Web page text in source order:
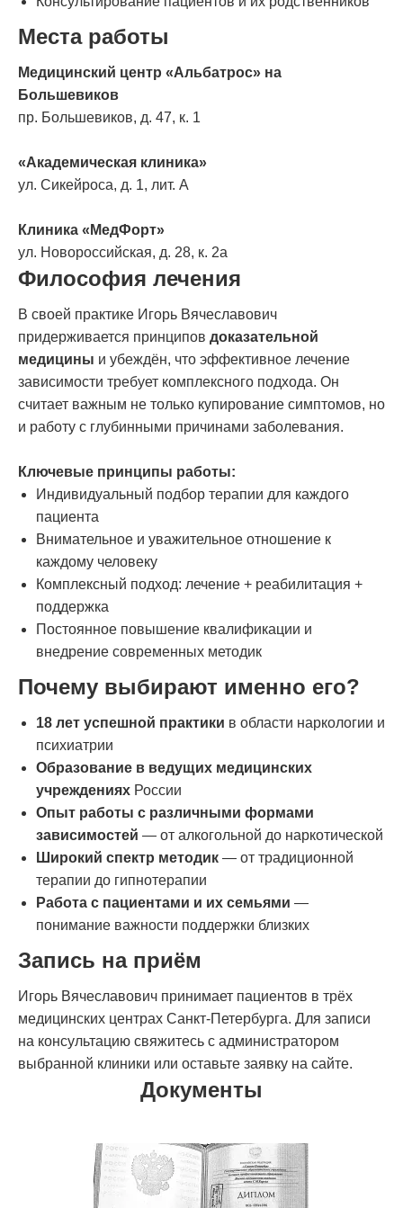
Места работы
Медицинский центр «Альбатрос» на
Большевиков
пр. Большевиков, д. 47, к. 1
«Академическая клиника»
ул. Сикейроса, д. 1, лит. А
Клиника «МедФорт»
ул. Новороссийская, д. 28, к. 2а
Философия лечения
В своей практике Игорь Вячеславович
придерживается принципов доказательной
медицины и убеждён, что эффективное лечение
зависимости требует комплексного подхода. Он
считает важным не только купирование симптомов, но
и работу с глубинными причинами заболевания.
Ключевые принципы работы:
Индивидуальный подбор терапии для каждого
пациента
Внимательное и уважительное отношение к
каждому человеку
Комплексный подход: лечение + реабилитация +
поддержка
Постоянное повышение квалификации и
внедрение современных методик
Почему выбирают именно его?
18 лет успешной практики в области наркологии и
психиатрии
Образование в ведущих медицинских
учреждениях России
Опыт работы с различными формами
зависимостей — от алкогольной до наркотической
Широкий спектр методик — от традиционной
терапии до гипнотерапии
Работа с пациентами и их семьями —
понимание важности поддержки близких
Запись на приём
Игорь Вячеславович принимает пациентов в трёх
медицинских центрах Санкт-Петербурга. Для записи
на консультацию свяжитесь с администратором
выбранной клиники или оставьте заявку на сайте.
Документы